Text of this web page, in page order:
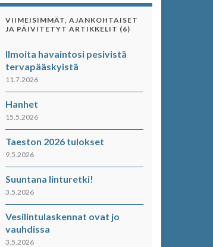
VIIMEISIMMÄT, AJANKOHTAISET
JA PÄIVITETYT ARTIKKELIT (6)
Ilmoita havaintosi pesivistä
tervapääskyistä
11.7.2026
Hanhet
15.5.2026
Taeston 2026 tulokset
9.5.2026
Suuntana linturetki!
3.5.2026
Vesilintulaskennat ovat jo
vauhdissa
3.5.2026